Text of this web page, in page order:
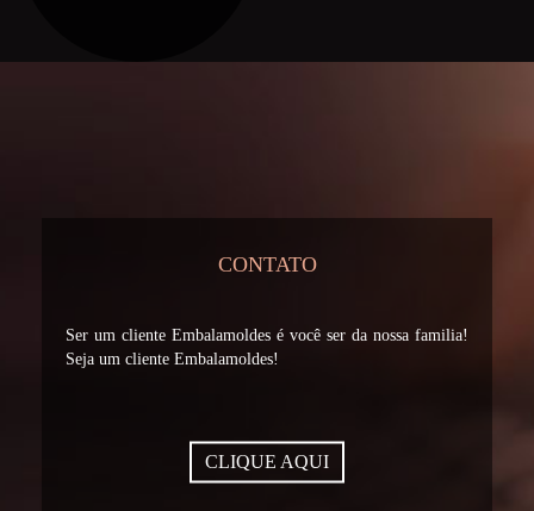
CONTATO
Ser um cliente Embalamoldes é você ser da nossa familia!
Seja um cliente Embalamoldes!
CLIQUE AQUI